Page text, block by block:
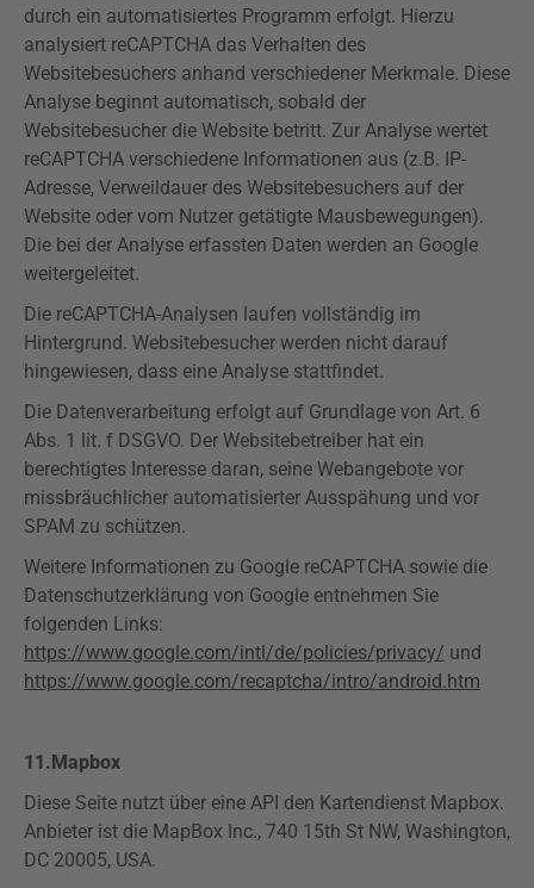
durch ein automatisiertes Programm erfolgt. Hierzu
analysiert reCAPTCHA das Verhalten des
Websitebesuchers anhand verschiedener Merkmale. Diese
Analyse beginnt automatisch, sobald der
Websitebesucher die Website betritt. Zur Analyse wertet
reCAPTCHA verschiedene Informationen aus (z.B. IP-
Adresse, Verweildauer des Websitebesuchers auf der
Website oder vom Nutzer getätigte Mausbewegungen).
Die bei der Analyse erfassten Daten werden an Google
weitergeleitet.
Die reCAPTCHA-Analysen laufen vollständig im
Hintergrund. Websitebesucher werden nicht darauf
hingewiesen, dass eine Analyse stattfindet.
Die Datenverarbeitung erfolgt auf Grundlage von Art. 6
Abs. 1 lit. f DSGVO. Der Websitebetreiber hat ein
berechtigtes Interesse daran, seine Webangebote vor
missbräuchlicher automatisierter Ausspähung und vor
SPAM zu schützen.
Weitere Informationen zu Google reCAPTCHA sowie die
Datenschutzerklärung von Google entnehmen Sie
folgenden Links:
https://www.google.com/intl/de/policies/privacy/ und
https://www.google.com/recaptcha/intro/android.htm
11.Mapbox
Diese Seite nutzt über eine API den Kartendienst Mapbox.
Anbieter ist die MapBox Inc., 740 15th St NW, Washington,
DC 20005, USA.